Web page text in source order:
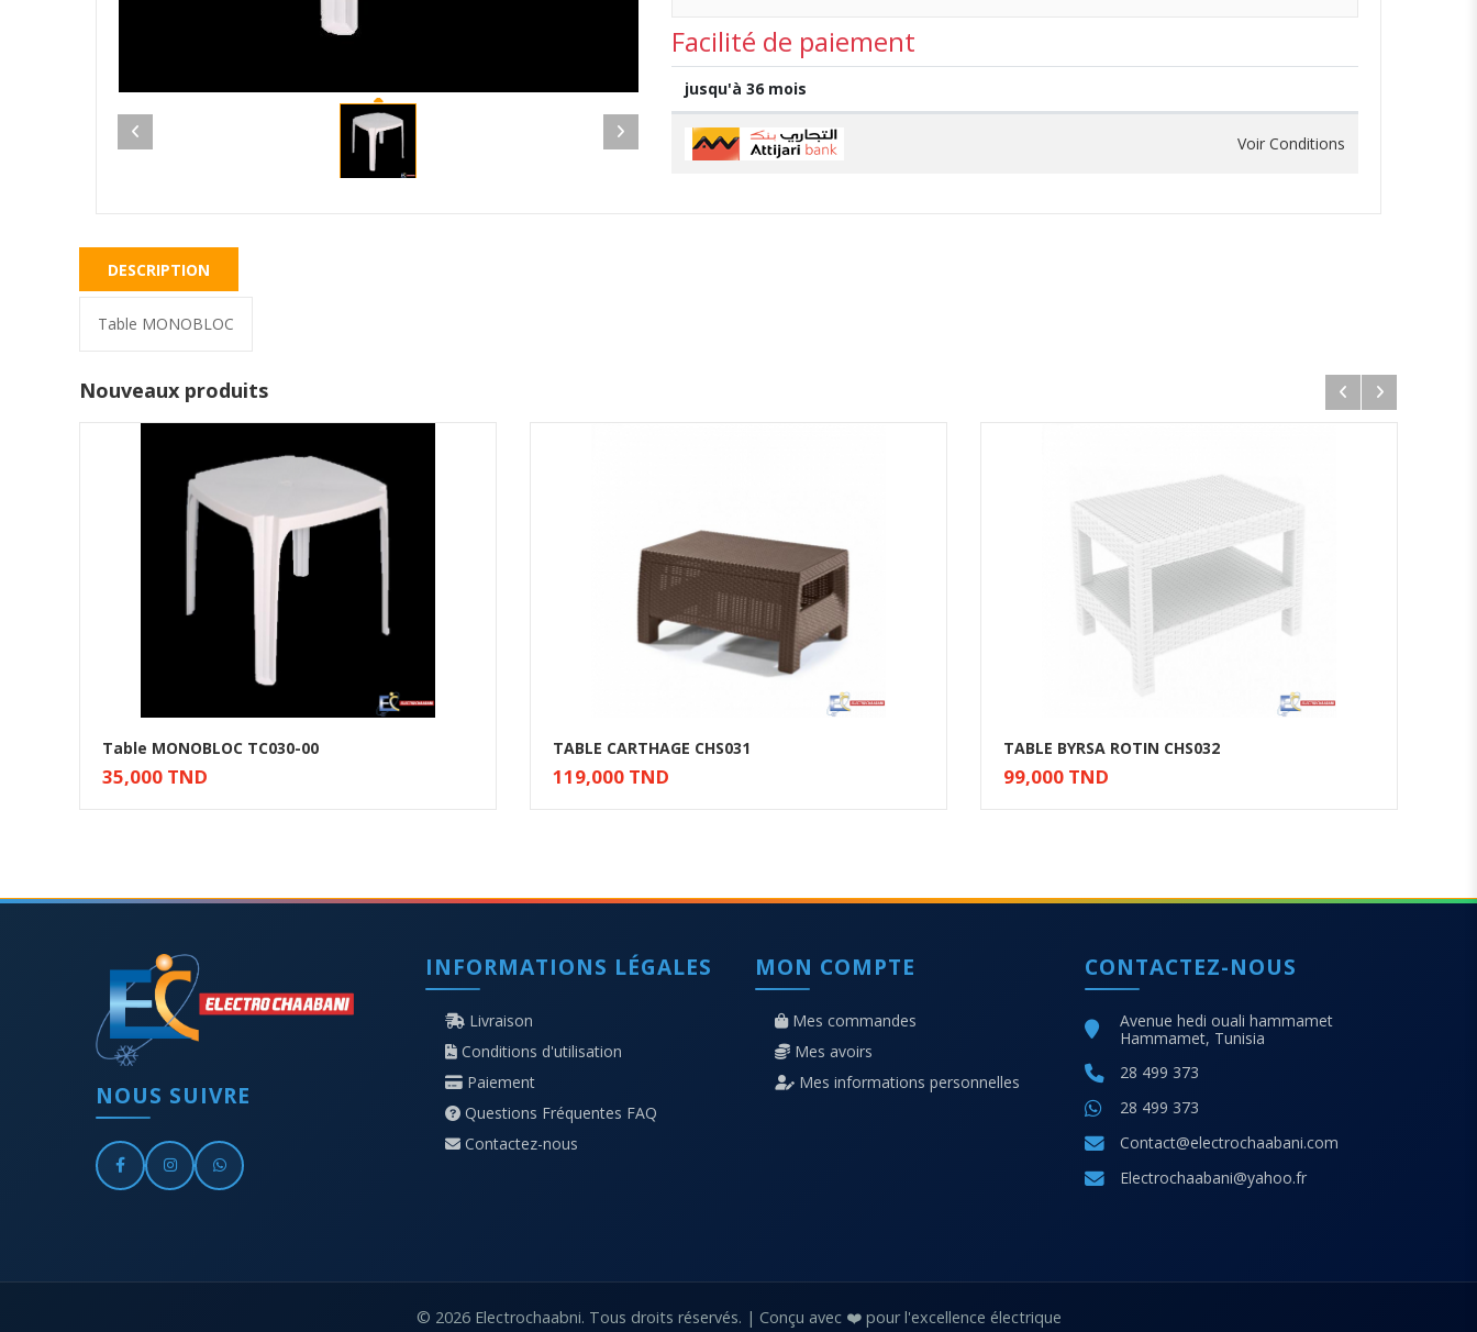
Facilité de paiement
jusqu'à 36 mois
Voir Conditions
DESCRIPTION
Table MONOBLOC
Nouveaux produits
Table MONOBLOC TC030-00
35,000 TND
TABLE CARTHAGE CHS031
119,000 TND
TABLE BYRSA ROTIN CHS032
99,000 TND
NOUS SUIVRE
INFORMATIONS LÉGALES
Livraison
Conditions d'utilisation
Paiement
Questions Fréquentes FAQ
Contactez-nous
MON COMPTE
Mes commandes
Mes avoirs
Mes informations personnelles
CONTACTEZ-NOUS
Avenue hedi ouali hammamet
Hammamet, Tunisia
28 499 373
28 499 373
Contact@electrochaabani.com
Electrochaabani@yahoo.fr
© 2026 Electrochaabni. Tous droits réservés. | Conçu avec ❤️ pour l'excellence électrique